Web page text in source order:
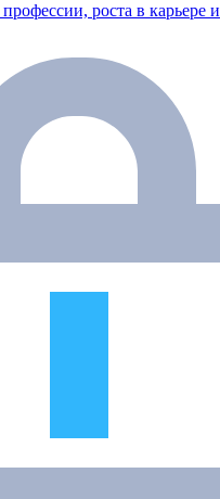
роста в карьере и